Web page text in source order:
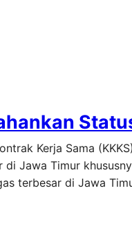
Kerja Sama
Jawa Timur
terbesar di Jawa